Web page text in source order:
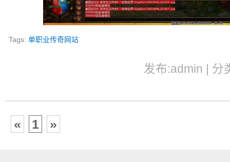
Tags:单职业传奇网站
发布:admin | 分
« 1 »